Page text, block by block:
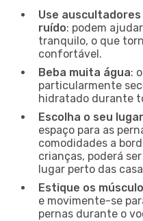
Use
ruído: podem
tranquilo, o que
confortável.
Beba muita água:
particularmente
hidratado durante
Escolha o seu
espaço para as
comodidades a
crianças, poderá
lugar perto das
Estique os
e movimente-se
pernas durante o